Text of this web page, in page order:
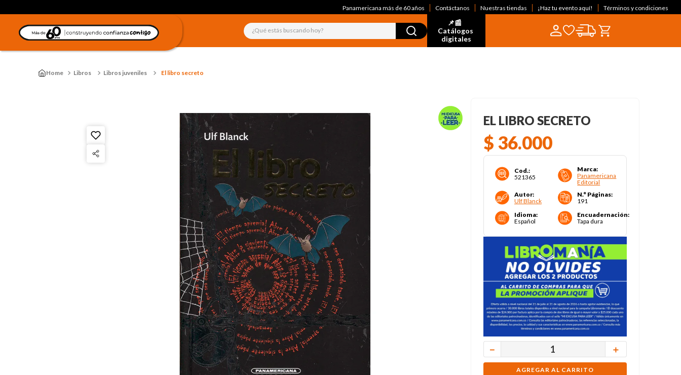
Panamericana más de 60 años Contáctanos Nuestras tiendas ¡Haz tu evento aquí! Términos y condiciones
¿Qué estás buscando hoy?
📌📰
Catálogos
digitales
Libros Libros juveniles El libro secreto
EL LIBRO SECRETO
$ 36.000
Cod.:
521365
Marca:
Panamericana
Editorial
Autor:
Ulf Blanck
N.° Páginas:
191
Idioma:
Español
Encuadernación:
Tapa dura
＋
－
AGREGAR AL CARRITO